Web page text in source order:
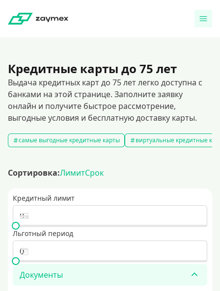
Кредитные карты до 75 лет
Выдача кредитных карт до 75 лет легко доступна с
банками на этой странице. Заполните заявку
онлайн и получите быстрое рассмотрение,
выгодные условия и бесплатную доставку карты.
самые выгодные кредитные карты виртуальные кредитные
Сортировка:ЛимитСрок
Кредитный лимит
Льготный период
Документы